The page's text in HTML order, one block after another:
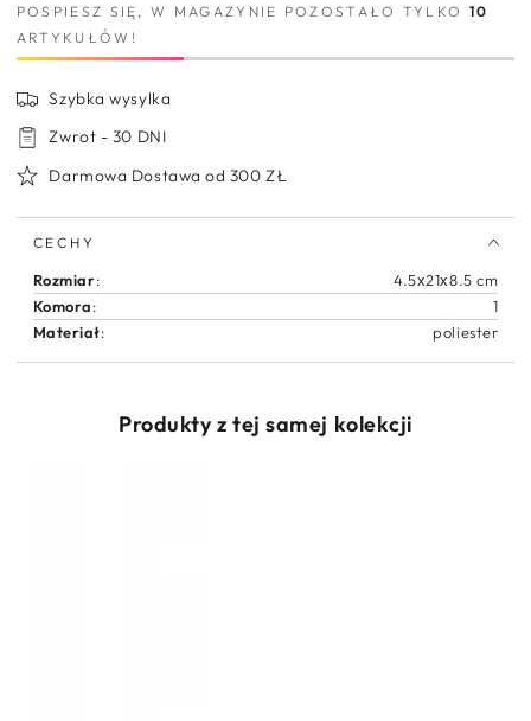
Piórnik
szkolny
dla
dziewczynki
Cool
Kite
Piórnik
szkolny
dla
dziewczynki
Cool
Kite
POSPIESZ SIĘ, W MAGAZYNIE POZOSTAŁO TYLKO 10
ARTYKUŁÓW!
Szybka wysylka
Zwrot - 30 DNI
Darmowa Dostawa od 300 ZŁ
CECHY
Rozmiar:
4.5х21х8.5 cm
Komora:
1
Materiał: poliester
Produkty z tej samej kolekcji